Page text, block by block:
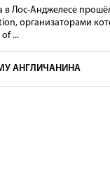
в Лос-Анджелесе
организаторами
...
АНГЛИЧАНИНА